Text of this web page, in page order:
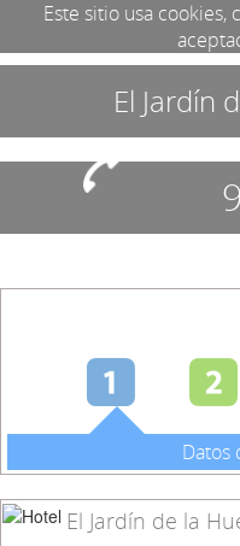
Este sitio usa cookies,
El Jardín
Datos
El Jardín de la